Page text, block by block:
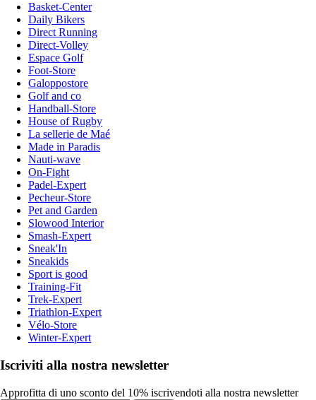
Basket-Center
Daily Bikers
Direct Running
Direct-Volley
Espace Golf
Foot-Store
Galoppostore
Golf and co
Handball-Store
House of Rugby
La sellerie de Maé
Made in Paradis
Nauti-wave
On-Fight
Padel-Expert
Pecheur-Store
Pet and Garden
Slowood Interior
Smash-Expert
Sneak'In
Sneakids
Sport is good
Training-Fit
Trek-Expert
Triathlon-Expert
Vélo-Store
Winter-Expert
Iscriviti alla nostra newsletter
Approfitta di uno sconto del 10% iscrivendoti alla nostra newsletter